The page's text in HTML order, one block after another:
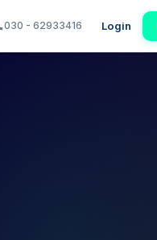
030 - 62933416 Login